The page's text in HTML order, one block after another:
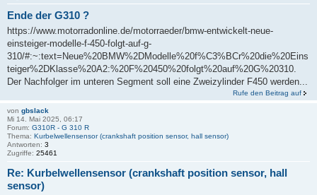
Ende der G310 ?
https://www.motorradonline.de/motorraeder/bmw-entwickelt-neue-
einsteiger-modelle-f-450-folgt-auf-g-
310/#:~:text=Neue%20BMW%2DModelle%20f%C3%BCr%20die%20Eins
teiger%2DKlasse%20A2:%20F%20450%20folgt%20auf%20G%20310.
Der Nachfolger im unteren Segment soll eine Zweizylinder F450 werden...
Rufe den Beitrag auf
von gbslack
Mi 14. Mai 2025, 06:17
Forum: G310R - G 310 R
Thema: Kurbelwellensensor (crankshaft position sensor, hall sensor)
Antworten: 3
Zugriffe: 25461
Re: Kurbelwellensensor (crankshaft position sensor, hall
sensor)